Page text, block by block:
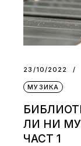
23/10/2022
МУЗИКА
ЛИ НИ
ЧАСТ 1